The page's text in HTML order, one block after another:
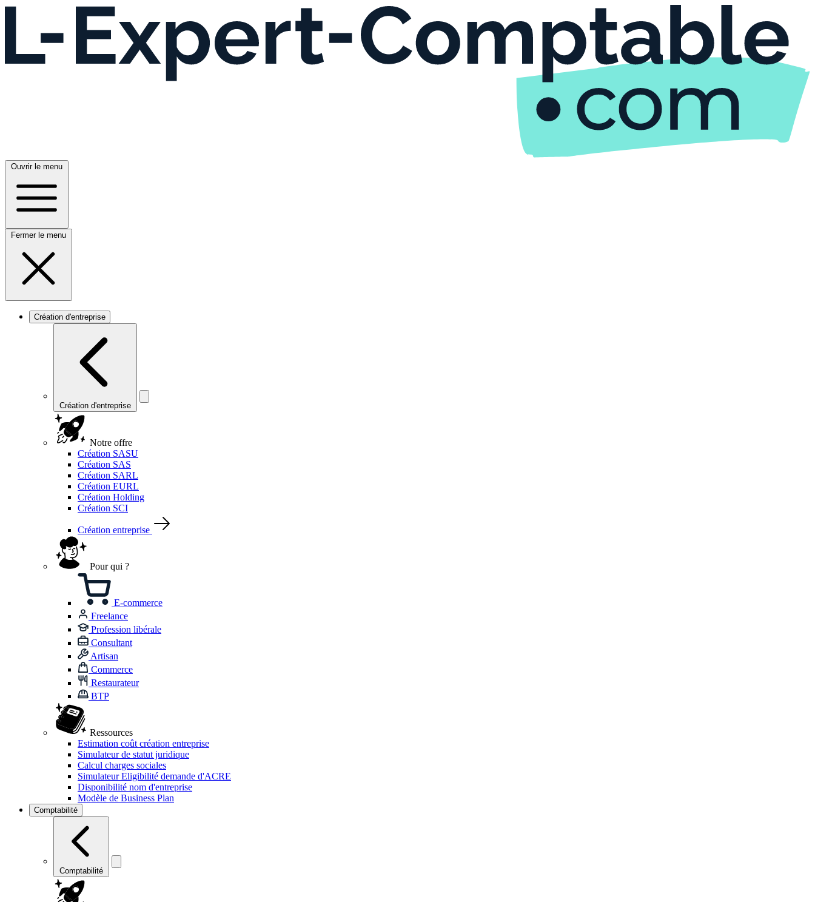
Ouvrir le menu
Fermer le menu
Création d'entreprise
Création d'entreprise
Notre offre
Création SASU
Création SAS
Création SARL
Création EURL
Création Holding
Création SCI
Création entreprise
Pour qui ?
E-commerce
Freelance
Profession libérale
Consultant
Artisan
Commerce
Restaurateur
BTP
Ressources
Estimation coût création entreprise
Simulateur de statut juridique
Calcul charges sociales
Simulateur Eligibilité demande d'ACRE
Disponibilité nom d'entreprise
Modèle de Business Plan
Comptabilité
Comptabilité